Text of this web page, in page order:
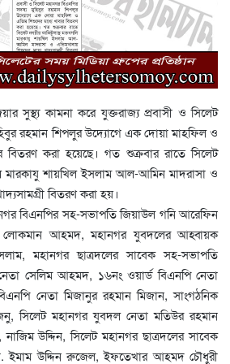
সুস্থ্য কামনা করে যুক্তরাজ্য প্রবাসী ও সিলেট
রহমান শিপলুর উদ্যোগে এক দোয়া মাহফিল ও
বিতরণ করা হয়েছে। গত শুক্রবার রাতে সিলেট
মারকাযু শায়খিল ইসলাম আল-আমিন মাদরাসা ও
বিতরণ করা হয়।
বিএনপির সহ-সভাপতি জিয়াউল গনি আরেফিন
লোকমান আহমদ, মহানগর যুবদলের আহ্বায়ক
মহানগর ছাত্রদলের সাবেক সহ-সভাপতি
সেলিম আহমদ, ১৬নং ওয়ার্ড বিএনপি নেতা
নেতা মিজানুর রহমান মিজান, সাংগঠনিক
সিলেট মহানগর যুবদল নেতা মতিউর রহমান
উদ্দিন, সিলেট মহানগর ছাত্রদলের সাবেক
উদ্দিন রুজেল, ইফতেখার আহমদ চৌধুরী